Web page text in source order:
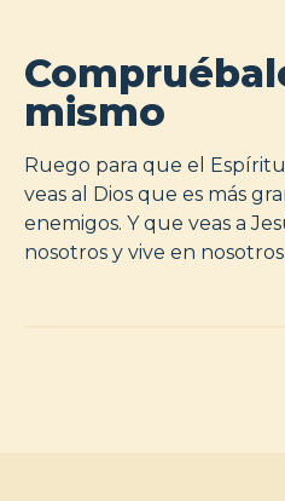
mismo
Ruego para que el
veas al Dios que es más
enemigos. Y que veas a
nosotros y vive en